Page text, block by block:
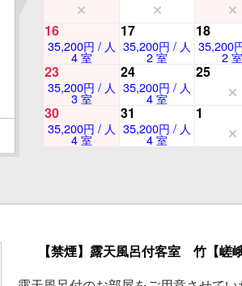
16
35,200円 / 人
4 室
17
35,200円 / 人
2 室
18
35,200
2
23
35,200円 / 人
3 室
24
35,200円 / 人
4 室
25
30
35,200円 / 人
4 室
31
35,200円 / 人
4 室
1
【禁煙】露天風呂付客室 竹【嵯